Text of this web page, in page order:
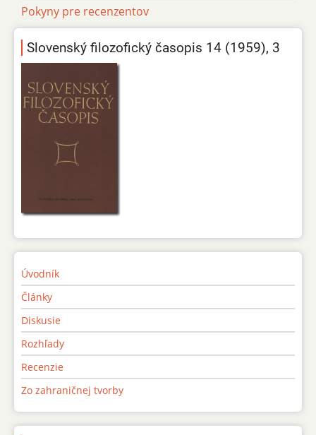
Pokyny pre recenzentov
Slovenský filozofický časopis 14 (1959), 3
Úvodník
Články
Diskusie
Rozhľady
Recenzie
Zo zahraničnej tvorby